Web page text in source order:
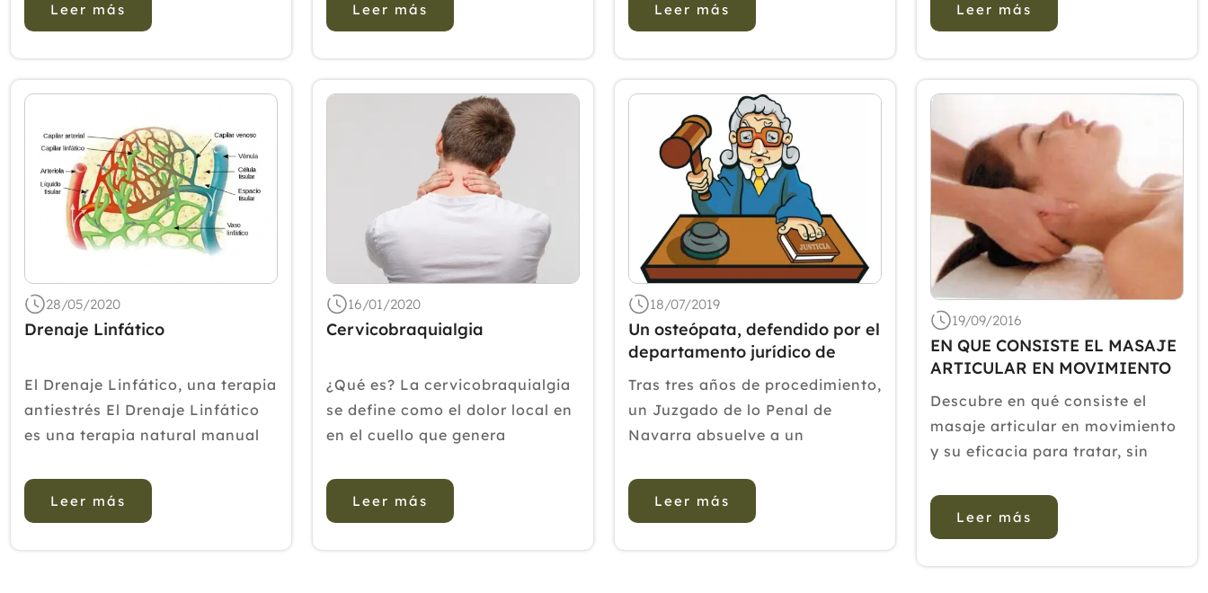
1960 en California, Estados
que buscaban una
Leer más
masaje manual sobre el dolor y
DISEÑO: Un ensayo ...
Leer más
tradicional japonés. Su fecha de
en China, se desar...
Leer más
agudo o crónico es
una herramienta reconocida
para el manejo del dolor por sus
beneficios...
Leer más
28/05/2020
Drenaje Linfático
El Drenaje Linfático, una terapia
antiestrés El Drenaje Linfático
es una terapia natural manual
eliminar o reducir los edemas
(básicamente son hinchazones
Leer más
16/01/2020
Cervicobraquialgia
¿Qué es? La cervicobraquialgia
se define como el dolor local en
en el cuello que genera
superior (hombro -brazo)
vendría a ser la lumbociática de
Leer más
18/07/2019
Un osteópata, defendido por el
departamento jurídico de
COFENAT, gana la batalla
judicial al Colegio de
Fisioterapeutas
Tras tres años de procedimiento,
un Juzgado de lo Penal de
Navarra absuelve a un
acusado por la comisión de un
presunto delito de intrusismo
Leer más
19/09/2016
EN QUE CONSISTE EL MASAJE
ARTICULAR EN MOVIMIENTO
Descubre en qué consiste el
masaje articular en movimiento
y su eficacia para tratar, sin
tendinitis y otras lesiones.Es la
práctica del Quiromasaje
Leer más